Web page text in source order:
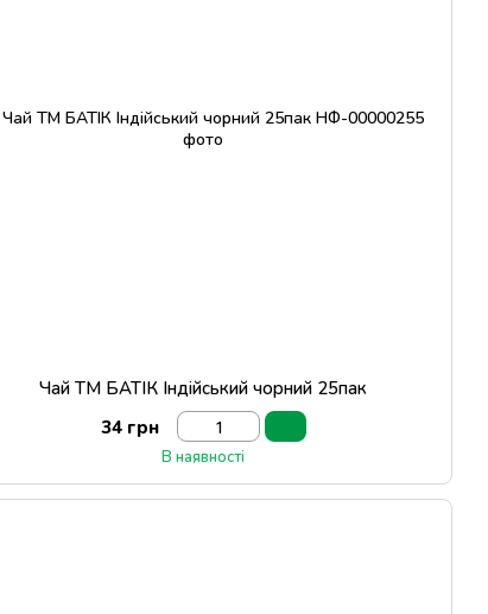
Чай ТМ БАТІК Індійський чорний 25пак
34 грн
В наявності